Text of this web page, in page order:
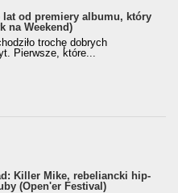
lat od premiery albumu, który
na Weekend)
trochę dobrych
Pierwsze, które...
Killer Mike, rebeliancki hip-
(Open'er Festival)